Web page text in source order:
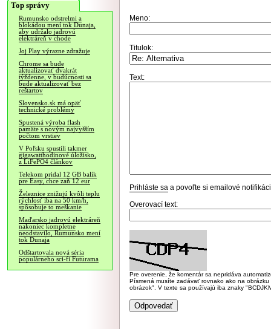
Top správy
Rumunsko odstrelmi a
blokádou mení tok Dunaja,
aby udržalo jadrovú
elektráreň v chode
Joj Play výrazne zdražuje
Chrome sa bude
aktualizovať dvakrát
týždenne, v budúcnosti sa
bude aktualizovať bez
reštartov
Slovensko.sk má opäť
technické problémy
Spustená výroba flash
pamäte s novým najvyšším
počtom vrstiev
V Poľsku spustili takmer
gigawatthodinové úložisko,
z LiFePO4 článkov
Telekom pridal 12 GB balík
pre Easy, chce zaň 12 eur
Železnice znižujú kvôli teplu
rýchlosť iba na 50 km/h,
spôsobuje to meškanie
Maďarsko jadrovú elektráreň
nakoniec kompletne
neodstavilo, Rumunsko mení
tok Dunaja
Odštartovala nová séria
populárneho sci-fi Futurama
Meno:
Titulok:
Text:
Prihláste sa a povoľte si emailové
Overovací text:
Pre overenie, že komentár sa nepridáva
Písmená musíte zadávať rovnako ako na
obrázok". V texte sa používajú iba znaky